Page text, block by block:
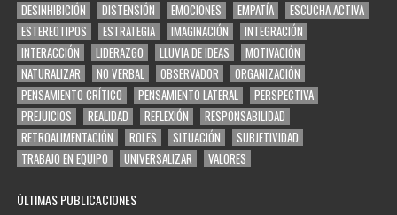
DESINHIBICIÓN
DISTENSIÓN EMOCIONES EMPATÍA
ESCUCHA ACTIVA
ESTEREOTIPOS
ESTRATEGIA IMAGINACIÓN
INTEGRACIÓN
INTERACCIÓN
LIDERAZGO LLUVIA DE IDEAS
MOTIVACIÓN
NATURALIZAR
NO VERBAL OBSERVADOR
ORGANIZACIÓN
PENSAMIENTO CRÍTICO
PENSAMIENTO LATERAL
PERSPECTIVA
PREJUICIOS
REALIDAD REFLEXIÓN
RESPONSABILIDAD
RETROALIMENTACIÓN
ROLES SITUACIÓN
SUBJETIVIDAD
TRABAJO EN EQUIPO
UNIVERSALIZAR VALORES
ÚLTIMAS PUBLICACIONES